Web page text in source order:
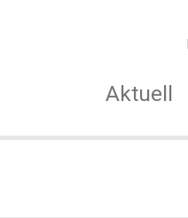
Aktuell